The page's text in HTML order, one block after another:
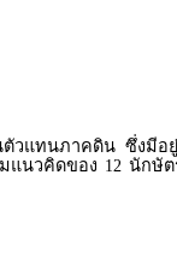
ตัวแทนภาคดิน ซึ่งมี
แนวคิดของ 12 นักษั